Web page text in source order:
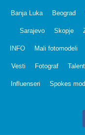
Banja Luka Beograd
Sarajevo Skopje
INFO Mali fotomodeli
Vesti Fotograf
Influenseri Spokes